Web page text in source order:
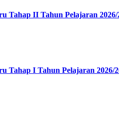
Tahap II Tahun Pelajaran 2026/
Tahap I Tahun Pelajaran 2026/